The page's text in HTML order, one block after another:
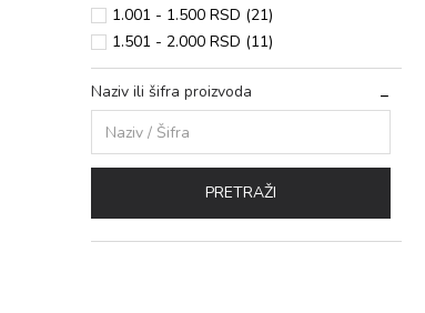
1.001 - 1.500 RSD (21)
1.501 - 2.000 RSD (11)
Naziv ili šifra proizvoda
PRETRAŽI